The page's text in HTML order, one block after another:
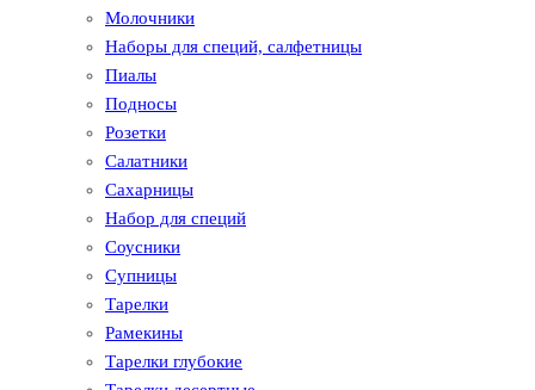
Молочники
Наборы для специй, салфетницы
Пиалы
Подносы
Розетки
Салатники
Сахарницы
Набор для специй
Соусники
Супницы
Тарелки
Рамекины
Тарелки глубокие